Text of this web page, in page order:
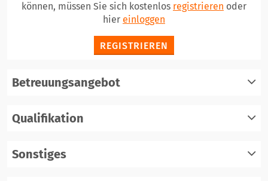
können, müssen Sie sich kostenlos registrieren oder
hier einloggen
REGISTRIEREN
Betreuungsangebot
Qualifikation
Sonstiges